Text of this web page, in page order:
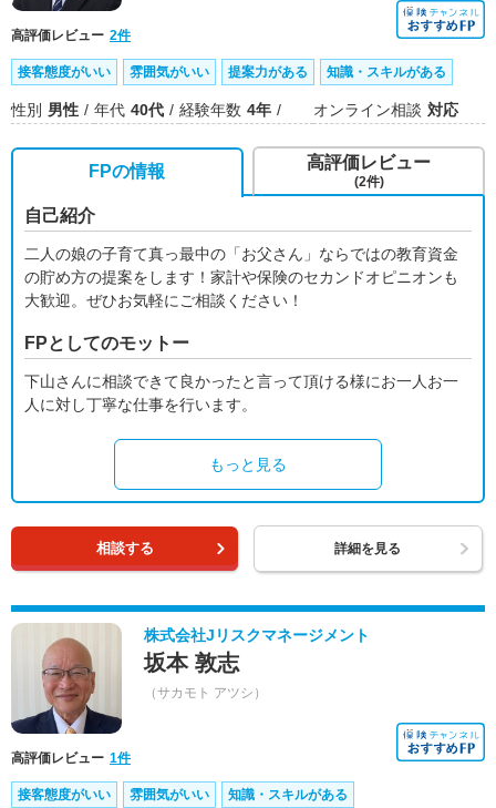
高評価レビュー 2件
接客態度がいい 雰囲気がいい 提案力がある 知識・スキルがある
性別 男性 年代 40代 経験年数 4年 オンライン相談 対応
FPの情報
自己紹介
二人の娘の子育て真っ最中の「お父さん」ならではの教育資金
の貯め方の提案をします！家計や保険のセカンドオピニオンも
大歓迎。ぜひお気軽にご相談ください！
FPとしてのモットー
下山さんに相談できて良かったと言って頂ける様にお一人お一
人に対し丁寧な仕事を行います。
もっと見る
高評価レビュー
(2件)
相談する 詳細を見る
株式会社Jリスクマネージメント
坂本 敦志
（サカモト アツシ）
高評価レビュー 1件
接客態度がいい 雰囲気がいい 知識・スキルがある